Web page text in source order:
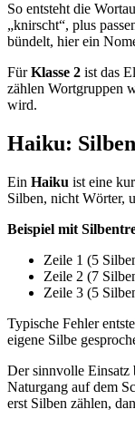
So entsteht die
„knirscht“, plus
bündelt, hier ein
FürKlasse 2 ist das
zählen Wortgruppen
wird.
Haiku:
Ein Haiku ist eine
Silben, nicht Wörter,
Beispiel mit
Zeile 1 (5
Zeile 2 (7
Zeile 3 (5
Typische Fehler
eigene Silbe
Der sinnvolle Einsatz
Naturgang auf dem
erst Silben zählen,